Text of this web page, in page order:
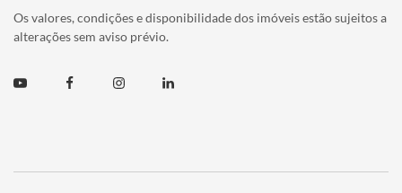
Os valores, condições e disponibilidade dos imóveis estão sujeitos a
alterações sem aviso prévio.
Youtube FacebookInstagramLinkedin